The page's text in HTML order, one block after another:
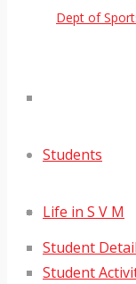
Dept of
Students
Life in S V M
Student
Student